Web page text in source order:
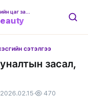
сэтэлгээ
засал,
2026.02.15· 470